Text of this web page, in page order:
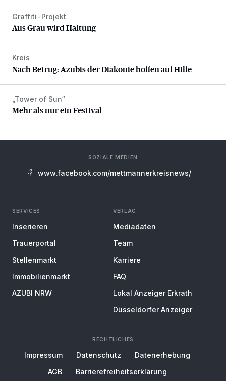
Aus Grau wird Haltung
Graffiti-Projekt
Aus Grau wird Haltung
Nach Betrug: Azubis der Diakonie hoffen auf Hilfe
Kreis
Nach Betrug: Azubis der Diakonie hoffen auf Hilfe
Mehr als nur ein Festival
„Tower of Sun“
Mehr als nur ein Festival
SOZIALE MEDIEN
www.facebook.com/mettmannerkreisnews/
SERVICES
Inserieren
Trauerportal
Stellenmarkt
Immobilienmarkt
AZUBI NRW
VERLAG
Mediadaten
Team
Karriere
FAQ
Lokal Anzeiger Erkrath
Düsseldorfer Anzeiger
RECHTLICHES
Impressum Datenschutz
Datenerhebung
AGB
Barrierefreiheitserklärung